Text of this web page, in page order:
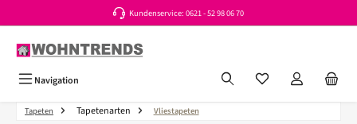
Kundenservice: 0621 - 52 98 06 70
Navigation Du hast 0 Produkte
Tapeten Tapetenarten Vliestapeten